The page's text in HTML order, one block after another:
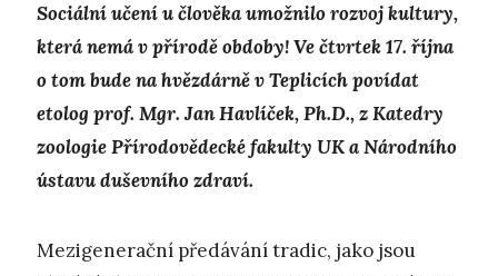
Sociální učení u člověka umožnilo rozvoj kultury,
která nemá v přírodě obdoby! Ve čtvrtek 17. října
o tom bude na hvězdárně v Teplicích povídat
etolog prof. Mgr. Jan Havlíček, Ph.D., z Katedry
zoologie Přírodovědecké fakulty UK a Národního
ústavu duševního zdraví.
Mezigenerační předávání tradic, jako jsou